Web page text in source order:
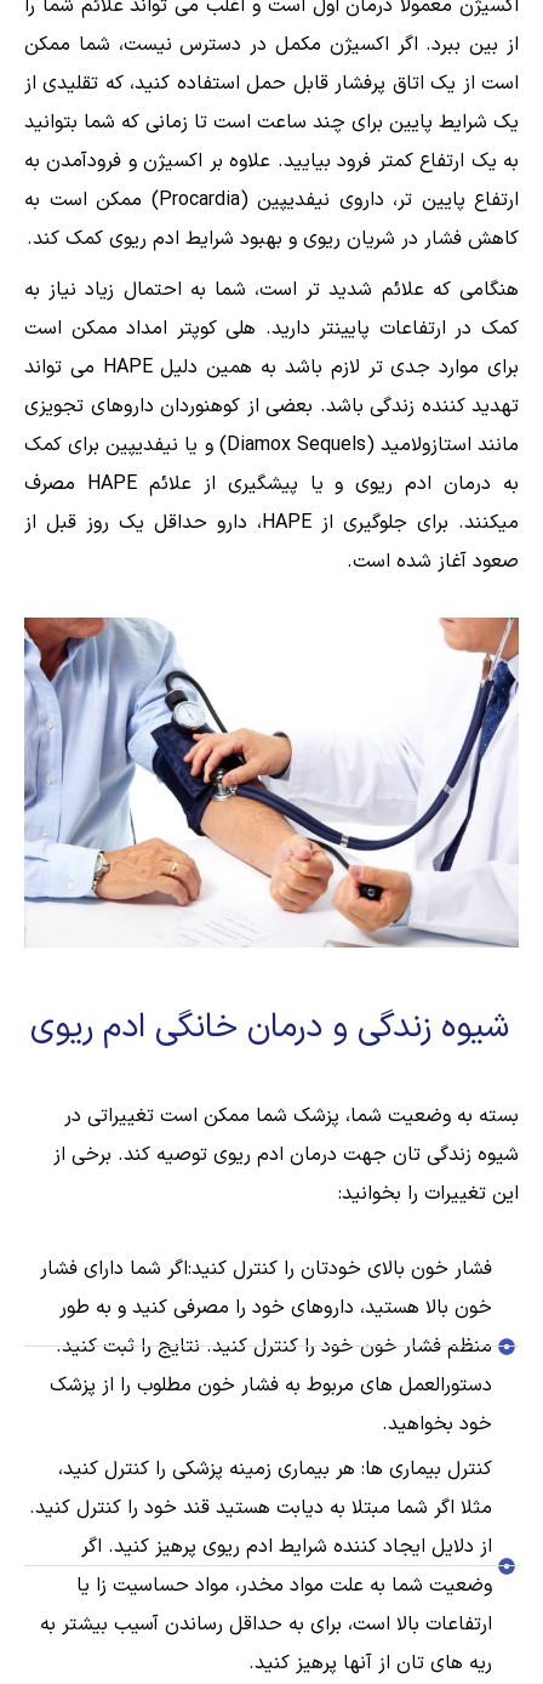
اکسیژن معمولا درمان اول است و اغلب می تواند علائم شما را
از بین ببرد. اگر اکسیژن مکمل در دسترس نیست، شما ممکن
است از یک اتاق پرفشار قابل حمل استفاده کنید، که تقلیدی از
یک شرایط پایین برای چند ساعت است تا زمانی که شما بتوانید
به یک ارتفاع کمتر فرود بیایید. علاوه بر اکسیژن و فرودآمدن به
ارتفاع پایین تر، داروی نیفدیپین (Procardia) ممکن است به
کاهش فشار در شریان ریوی و بهبود شرایط ادم ریوی کمک کند.
هنگامی که علائم شدید تر است، شما به احتمال زیاد نیاز به
کمک در ارتفاعات پایینتر دارید. هلی کوپتر امداد ممکن است
برای موارد جدی تر لازم باشد به همین دلیل HAPE می تواند
تهدید کننده زندگی باشد. بعضی از کوهنوردان داروهای تجویزی
مانند استازولامید (Diamox Sequels) و یا نیفدیپین برای کمک
به درمان ادم ریوی و یا پیشگیری از علائم HAPE مصرف
میکنند. برای جلوگیری از HAPE، دارو حداقل یک روز قبل از
صعود آغاز شده است.
شیوه زندگی و درمان خانگی ادم ریوی
بسته به وضعیت شما، پزشک شما ممکن است تغییراتی در
شیوه زندگی تان جهت درمان ادم ریوی توصیه کند. برخی از
این تغییرات را بخوانید:
فشار خون بالای خودتان را کنترل کنید:اگر شما دارای فشار
خون بالا هستید، داروهای خود را مصرفی کنید و به طور
منظم فشار خون خود را کنترل کنید. نتایج را ثبت کنید.
دستورالعمل های مربوط به فشار خون مطلوب را از پزشک
خود بخواهید.
کنترل بیماری ها: هر بیماری زمینه پزشکی را کنترل کنید،
مثلا اگر شما مبتلا به دیابت هستید قند خود را کنترل کنید.
از دلایل ایجاد کننده شرایط ادم ریوی پرهیز کنید. اگر
وضعیت شما به علت مواد مخدر، مواد حساسیت زا یا
ارتفاعات بالا است، برای به حداقل رساندن آسیب بیشتر به
ریه های تان از آنها پرهیز کنید.